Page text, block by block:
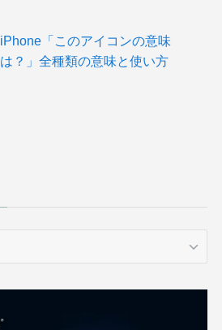
iPhone「このアイコンの意味
は？」全種類の意味と使い方